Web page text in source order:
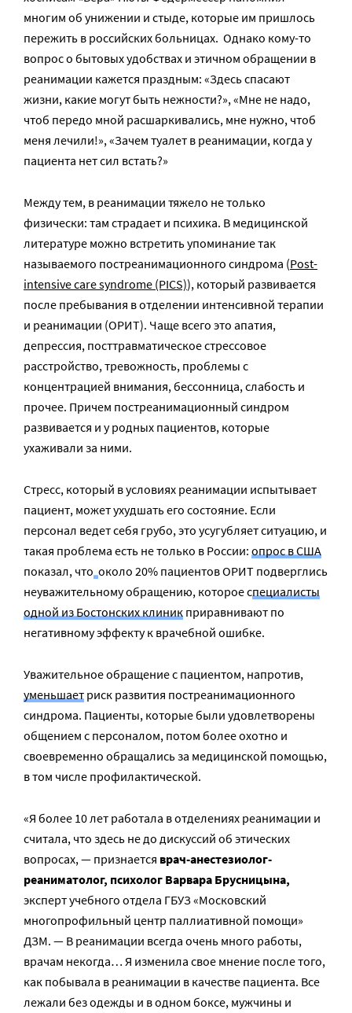
многим об унижении и стыде, которые им пришлось
пережить в российских больницах. Однако кому-то
вопрос о бытовых удобствах и этичном обращении в
реанимации кажется праздным: «Здесь спасают
жизни, какие могут быть нежности?», «Мне не надо,
чтоб передо мной расшаркивались, мне нужно, чтоб
меня лечили!», «Зачем туалет в реанимации, когда у
пациента нет сил встать?»
Между тем, в реанимации тяжело не только
физически: там страдает и психика. В медицинской
литературе можно встретить упоминание так
называемого постреанимационного синдрома (Post-
intensive care syndrome (PICS)), который развивается
после пребывания в отделении интенсивной терапии
и реанимации (ОРИТ). Чаще всего это апатия,
депрессия, посттравматическое стрессовое
расстройство, тревожность, проблемы с
концентрацией внимания, бессонница, слабость и
прочее. Причем постреанимационный синдром
развивается и у родных пациентов, которые
ухаживали за ними.
Стресс, который в условиях реанимации испытывает
пациент, может ухудшать его состояние. Если
персонал ведет себя грубо, это усугубляет ситуацию, и
такая проблема есть не только в России: опрос в США
показал, что около 20% пациентов ОРИТ подверглись
неуважительному обращению, которое специалисты
одной из Бостонских клиник приравнивают по
негативному эффекту к врачебной ошибке.
Уважительное обращение с пациентом, напротив,
уменьшает риск развития постреанимационного
синдрома. Пациенты, которые были удовлетворены
общением с персоналом, потом более охотно и
своевременно обращались за медицинской помощью,
в том числе профилактической.
«Я более 10 лет работала в отделениях реанимации и
считала, что здесь не до дискуссий об этических
вопросах, — признается врач-анестезиолог-
реаниматолог, психолог Варвара Брусницына,
эксперт учебного отдела ГБУЗ «Московский
многопрофильный центр паллиативной помощи»
ДЗМ. — В реанимации всегда очень много работы,
врачам некогда… Я изменила свое мнение после того,
как побывала в реанимации в качестве пациента. Все
лежали без одежды и в одном боксе, мужчины и